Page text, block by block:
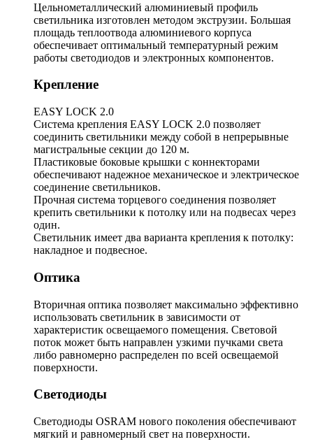
Цельнометаллический алюминиевый профиль
светильника изготовлен методом экструзии. Большая
площадь теплоотвода алюминиевого корпуса
обеспечивает оптимальный температурный режим
работы светодиодов и электронных компонентов.
Крепление
EASY LOCK 2.0
Система крепления EASY LOCK 2.0 позволяет
соединить светильники между собой в непрерывные
магистральные секции до 120 м.
Пластиковые боковые крышки с коннекторами
обеспечивают надежное механическое и электрическое
соединение светильников.
Прочная система торцевого соединения позволяет
крепить светильники к потолку или на подвесах через
один.
Светильник имеет два варианта крепления к потолку:
накладное и подвесное.
Оптика
Вторичная оптика позволяет максимально эффективно
использовать светильник в зависимости от
характеристик освещаемого помещения. Световой
поток может быть направлен узкими пучками света
либо равномерно распределен по всей освещаемой
поверхности.
Светодиоды
Светодиоды OSRAM нового поколения обеспечивают
мягкий и равномерный свет на поверхности.